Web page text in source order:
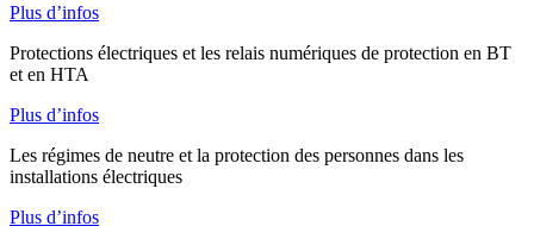
Plus d’infos
Protections électriques et les relais numériques de protection en BT
et en HTA
Plus d’infos
Les régimes de neutre et la protection des personnes dans les
installations électriques
Plus d’infos